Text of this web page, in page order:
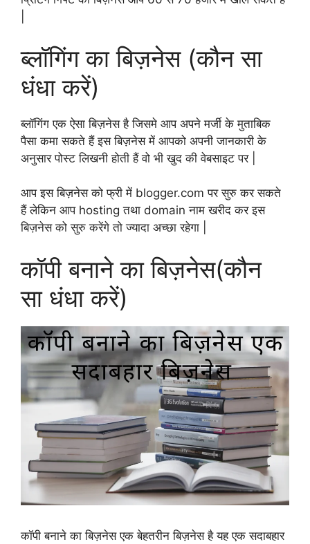
ब्लॉगिंग का बिज़नेस (कौन सा
धंधा करें)
ब्लॉगिंग एक ऐसा बिज़नेस है जिसमे आप अपने मर्जी के मुताबिक
पैसा कमा सकते हैं इस बिज़नेस में आपको अपनी जानकारी के
अनुसार पोस्ट लिखनी होती हैं वो भी खुद की वेबसाइट पर |
आप इस बिज़नेस को फ्री में blogger.com पर सुरु कर सकते
हैं लेकिन आप hosting तथा domain नाम खरीद कर इस
बिज़नेस को सुरु करेंगे तो ज्यादा अच्छा रहेगा |
कॉपी बनाने का बिज़नेस(कौन
सा धंधा करें)
कॉपी बनाने का बिज़नेस एक बेहतरीन बिज़नेस है यह एक सदाबहार